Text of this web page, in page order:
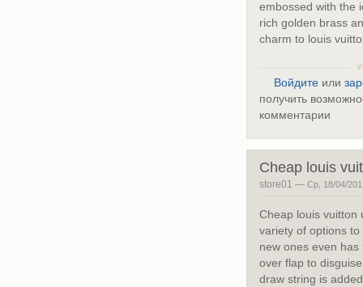
embossed with the
rich golden brass
charm to louis
Войдитеили
получить
комментарии
Cheap louis
store01 — Ср, 18/04/
Cheap louis vuitton
variety of options
new ones even
over flap to
draw string is